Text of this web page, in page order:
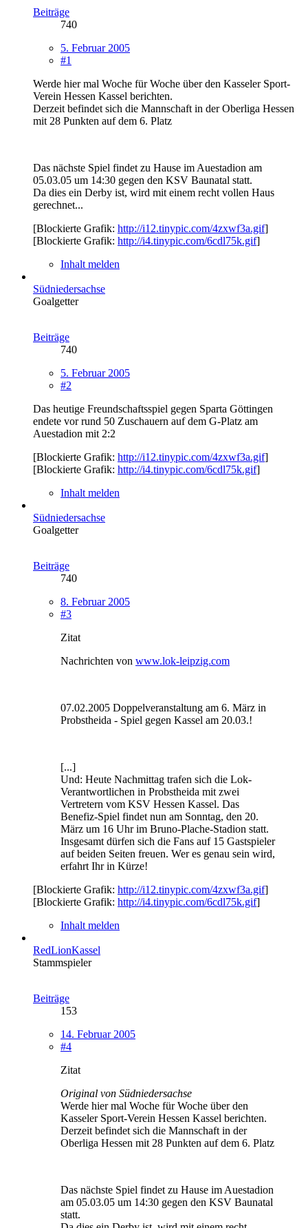
Beiträge
740
5. Februar 2005
#1
Werde hier mal Woche für Woche über den Kasseler Sport-
Verein Hessen Kassel berichten.
Derzeit befindet sich die Mannschaft in der Oberliga Hessen
mit 28 Punkten auf dem 6. Platz
Das nächste Spiel findet zu Hause im Auestadion am
05.03.05 um 14:30 gegen den KSV Baunatal statt.
Da dies ein Derby ist, wird mit einem recht vollen Haus
gerechnet...
[Blockierte Grafik: http://i12.tinypic.com/4zxwf3a.gif]
[Blockierte Grafik: http://i4.tinypic.com/6cdl75k.gif]
Inhalt melden
Südniedersachse
Goalgetter
Beiträge
740
5. Februar 2005
#2
Das heutige Freundschaftsspiel gegen Sparta Göttingen
endete vor rund 50 Zuschauern auf dem G-Platz am
Auestadion mit 2:2
[Blockierte Grafik: http://i12.tinypic.com/4zxwf3a.gif]
[Blockierte Grafik: http://i4.tinypic.com/6cdl75k.gif]
Inhalt melden
Südniedersachse
Goalgetter
Beiträge
740
8. Februar 2005
#3
Zitat
Nachrichten von www.lok-leipzig.com
07.02.2005 Doppelveranstaltung am 6. März in
Probstheida - Spiel gegen Kassel am 20.03.!
[...]
Und: Heute Nachmittag trafen sich die Lok-
Verantwortlichen in Probstheida mit zwei
Vertretern vom KSV Hessen Kassel. Das
Benefiz-Spiel findet nun am Sonntag, den 20.
März um 16 Uhr im Bruno-Plache-Stadion statt.
Insgesamt dürfen sich die Fans auf 15 Gastspieler
auf beiden Seiten freuen. Wer es genau sein wird,
erfahrt Ihr in Kürze!
[Blockierte Grafik: http://i12.tinypic.com/4zxwf3a.gif]
[Blockierte Grafik: http://i4.tinypic.com/6cdl75k.gif]
Inhalt melden
RedLionKassel
Stammspieler
Beiträge
153
14. Februar 2005
#4
Zitat
Original von Südniedersachse
Werde hier mal Woche für Woche über den
Kasseler Sport-Verein Hessen Kassel berichten.
Derzeit befindet sich die Mannschaft in der
Oberliga Hessen mit 28 Punkten auf dem 6. Platz
Das nächste Spiel findet zu Hause im Auestadion
am 05.03.05 um 14:30 gegen den KSV Baunatal
statt.